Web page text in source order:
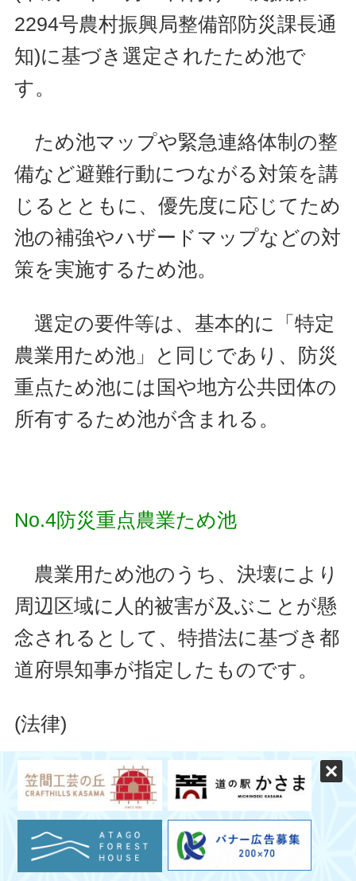
2294号農村振興局整備部防災課長通
知)に基づき選定されたため池で
す。
ため池マップや緊急連絡体制の整
備など避難行動につながる対策を講
じるとともに、優先度に応じてため
池の補強やハザードマップなどの対
策を実施するため池。
選定の要件等は、基本的に「特定
農業用ため池」と同じであり、防災
重点ため池には国や地方公共団体の
所有するため池が含まれる。
No.4防災重点農業ため池
農業用ため池のうち、決壊により
周辺区域に人的被害が及ぶことが懸
念されるとして、特措法に基づき都
道府県知事が指定したものです。
(法律)
都道府県知事は、基本指針に基づ
き、農業 用ため池であってその決
壊による水害その他の災 害により
その周辺の区域に被害を及ぼすおそ